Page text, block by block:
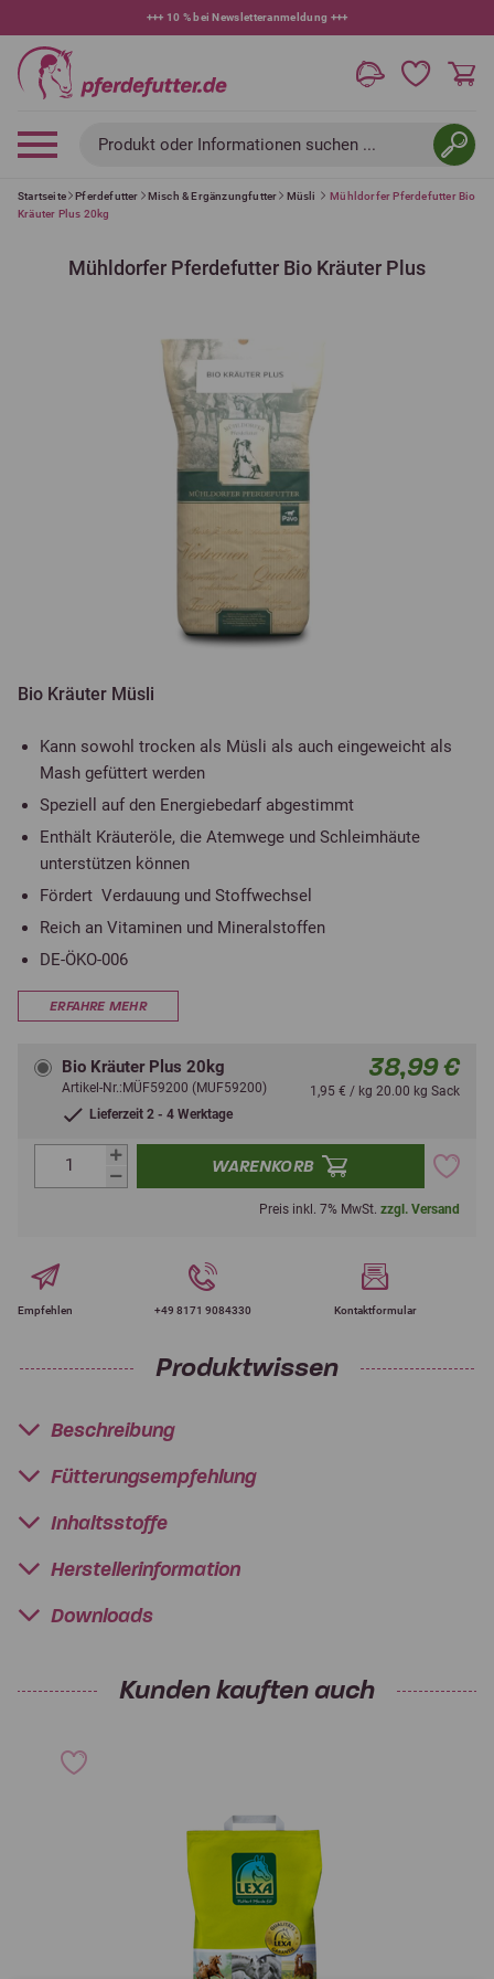
+++ 10 % bei Newsletteranmeldung +++
Produkt oder Informationen suchen ...
Startseite Pferdefutter Misch & Ergänzungfutter Müsli
Mühldorfer Pferdefutter Bio
Kräuter Plus 20kg
Mühldorfer Pferdefutter Bio Kräuter Plus
Bio Kräuter Müsli
Kann sowohl trocken als Müsli als auch eingeweicht als
Mash gefüttert werden
Speziell auf den Energiebedarf abgestimmt
Enthält Kräuteröle, die Atemwege und Schleimhäute
unterstützen können
Fördert Verdauung und Stoffwechsel
Reich an Vitaminen und Mineralstoffen
DE-ÖKO-006
ERFAHRE MEHR
Bio Kräuter Plus 20kg
Artikel-Nr.:MÜF59200 (MUF59200)
Lieferzeit 2 - 4 Werktage
38,99 €
1,95 € / kg 20.00 kg Sack
WARENKORB
Preis inkl. 7% MwSt. zzgl. Versand
Empfehlen +49 8171 9084330 Kontaktformular
Produktwissen
Beschreibung
Fütterungsempfehlung
Inhaltsstoffe
Herstellerinformation
Downloads
Kunden kauften auch